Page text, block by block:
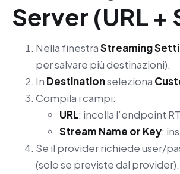
Server (URL +
Nella finestraStreaming
per salvare più destinazioni).
In Destinationseleziona
Compila i campi:
URL: incolla l’endpoint
Stream Name or Key:
Se il provider richiede user/
(solo se previste dal provider).